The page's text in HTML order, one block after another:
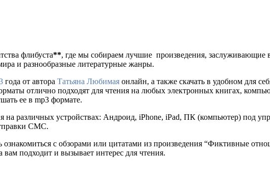
флибуста**, где мы собираем лучшие произведения,
и разнообразные литературные жанры.
года от автора Татьяна Любимая онлайн, а также скачать в удобном для
отлично подходят для чтения на любых электронных книгах,
ее в mp3 формате.
на различных устройствах: Андроид, iPhone, iPad, ПК (компьютер) под
СМС.
ознакомиться с обзорами или цитатами из произведения “Фиктивные
подходит и вызывает интерес для чтения.